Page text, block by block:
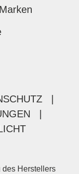
Herstellers